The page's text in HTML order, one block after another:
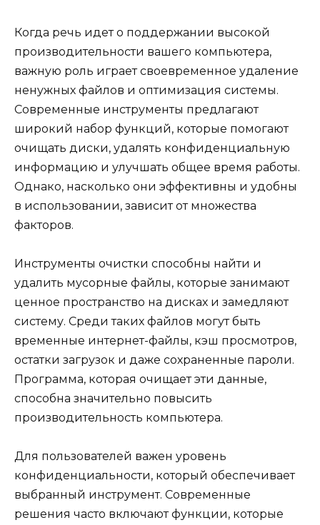
Когда речь идет о поддержании высокой
производительности вашего компьютера,
важную роль играет своевременное удаление
ненужных файлов и оптимизация системы.
Современные инструменты предлагают
широкий набор функций, которые помогают
очищать диски, удалять конфиденциальную
информацию и улучшать общее время работы.
Однако, насколько они эффективны и удобны
в использовании, зависит от множества
факторов.
Инструменты очистки способны найти и
удалить мусорные файлы, которые занимают
ценное пространство на дисках и замедляют
систему. Среди таких файлов могут быть
временные интернет-файлы, кэш просмотров,
остатки загрузок и даже сохраненные пароли.
Программа, которая очищает эти данные,
способна значительно повысить
производительность компьютера.
Для пользователей важен уровень
конфиденциальности, который обеспечивает
выбранный инструмент. Современные
решения часто включают функции, которые